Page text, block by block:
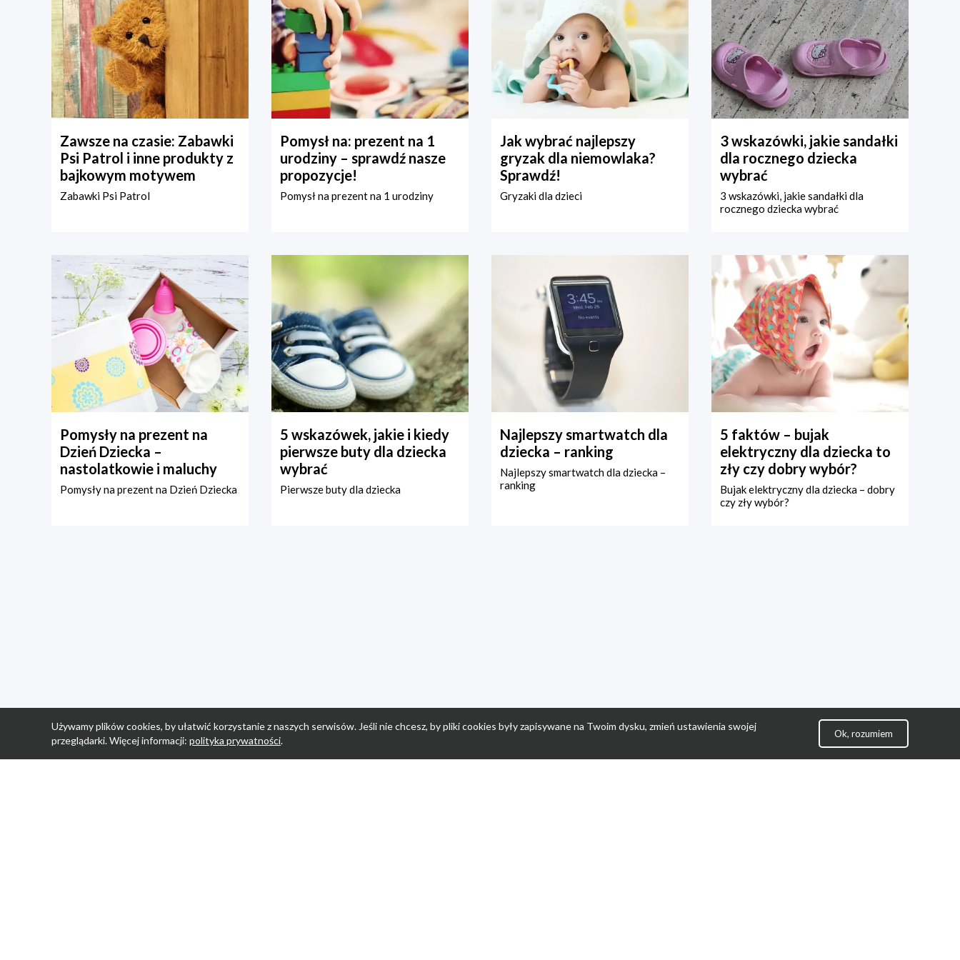
Zawsze na czasie: Zabawki
Psi Patrol i inne produkty z
bajkowym motywem
Zabawki Psi Patrol
Pomysł na: prezent na 1
urodziny – sprawdź nasze
propozycje!
Pomysł na prezent na 1 urodziny
Jak wybrać najlepszy
gryzak dla niemowlaka?
Sprawdź!
Gryzaki dla dzieci
3 wskazówki, jakie sandałki
dla rocznego dziecka
wybrać
3 wskazówki, jakie sandałki dla
rocznego dziecka wybrać
Pomysły na prezent na
Dzień Dziecka –
nastolatkowie i maluchy
Pomysły na prezent na Dzień Dziecka
5 wskazówek, jakie i kiedy
pierwsze buty dla dziecka
wybrać
Pierwsze buty dla dziecka
Najlepszy smartwatch dla
dziecka – ranking
Najlepszy smartwatch dla dziecka –
ranking
5 faktów – bujak
elektryczny dla dziecka to
zły czy dobry wybór?
Bujak elektryczny dla dziecka – dobry
czy zły wybór?
Używamy plików cookies, by ułatwić korzystanie z naszych serwisów. Jeśli nie chcesz, by pliki cookies były zapisywane na Twoim dysku, zmień ustawienia swojej
przeglądarki. Więcej informacji: polityka prywatności.
Ok, rozumiem